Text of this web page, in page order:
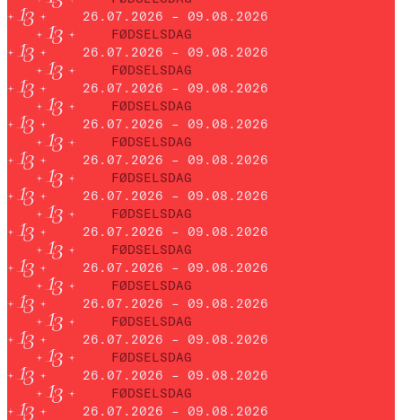
26.07.2026 – 09.08.2026
FØDSELSDAG
26.07.2026 – 09.08.2026
FØDSELSDAG
26.07.2026 – 09.08.2026
FØDSELSDAG
26.07.2026 – 09.08.2026
FØDSELSDAG
26.07.2026 – 09.08.2026
FØDSELSDAG
26.07.2026 – 09.08.2026
FØDSELSDAG
26.07.2026 – 09.08.2026
FØDSELSDAG
26.07.2026 – 09.08.2026
FØDSELSDAG
26.07.2026 – 09.08.2026
FØDSELSDAG
26.07.2026 – 09.08.2026
FØDSELSDAG
26.07.2026 – 09.08.2026
FØDSELSDAG
26.07.2026 – 09.08.2026